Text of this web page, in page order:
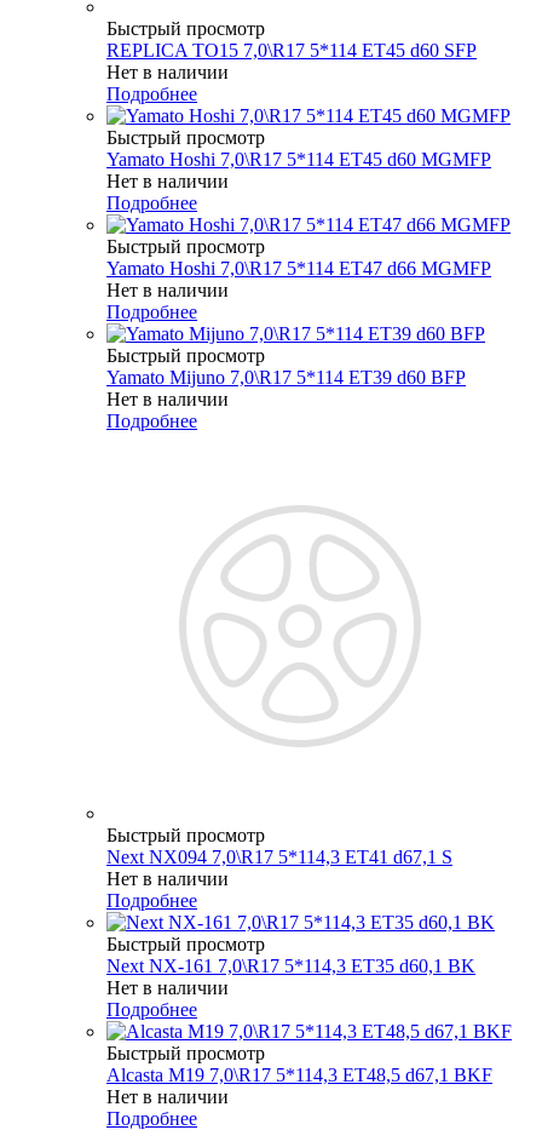
Быстрый просмотр
REPLICA TO15 7,0\R17 5*114 ET45 d60 SFP
Нет в наличии
Подробнее
Быстрый просмотр
Yamato Hoshi 7,0\R17 5*114 ET45 d60 MGMFP
Нет в наличии
Подробнее
Быстрый просмотр
Yamato Hoshi 7,0\R17 5*114 ET47 d66 MGMFP
Нет в наличии
Подробнее
Быстрый просмотр
Yamato Mijuno 7,0\R17 5*114 ET39 d60 BFP
Нет в наличии
Подробнее
Быстрый просмотр
Next NX094 7,0\R17 5*114,3 ET41 d67,1 S
Нет в наличии
Подробнее
Быстрый просмотр
Next NX-161 7,0\R17 5*114,3 ET35 d60,1 BK
Нет в наличии
Подробнее
Быстрый просмотр
Alcasta M19 7,0\R17 5*114,3 ET48,5 d67,1 BKF
Нет в наличии
Подробнее